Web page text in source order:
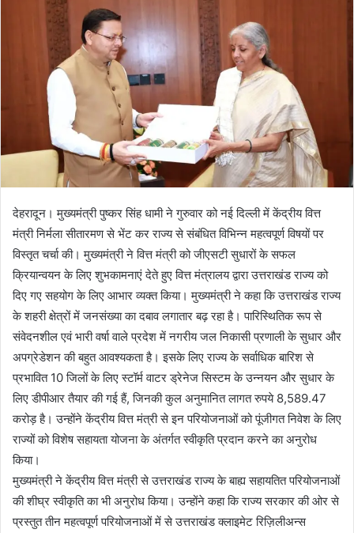
n
e
m
a
l
देहरादून। मुख्यमंत्री पुष्कर सिंह धामी ने गुरुवार को नई दिल्ली में केंद्रीय वित्त
मंत्री निर्मला सीतारमण से भेंट कर राज्य से संबंधित विभिन्न महत्वपूर्ण विषयों पर
विस्तृत चर्चा की। मुख्यमंत्री ने वित्त मंत्री को जीएसटी सुधारों के सफल
क्रियान्वयन के लिए शुभकामनाएं देते हुए वित्त मंत्रालय द्वारा उत्तराखंड राज्य को
दिए गए सहयोग के लिए आभार व्यक्त किया। मुख्यमंत्री ने कहा कि उत्तराखंड राज्य
के शहरी क्षेत्रों में जनसंख्या का दबाव लगातार बढ़ रहा है। पारिस्थितिक रूप से
संवेदनशील एवं भारी वर्षा वाले प्रदेश में नगरीय जल निकासी प्रणाली के सुधार और
अपग्रेडेशन की बहुत आवश्यकता है। इसके लिए राज्य के सर्वाधिक बारिश से
प्रभावित 10 जिलों के लिए स्टॉर्म वाटर ड्रेनेज सिस्टम के उन्नयन और सुधार के
लिए डीपीआर तैयार की गई हैं, जिनकी कुल अनुमानित लागत रुपये 8,589.47
करोड़ है। उन्होंने केंद्रीय वित्त मंत्री से इन परियोजनाओं को पूंजीगत निवेश के लिए
राज्यों को विशेष सहायता योजना के अंतर्गत स्वीकृति प्रदान करने का अनुरोध
किया।
मुख्यमंत्री ने केंद्रीय वित्त मंत्री से उत्तराखंड राज्य के बाह्य सहायतित परियोजनाओं
की शीघ्र स्वीकृति का भी अनुरोध किया। उन्होंने कहा कि राज्य सरकार की ओर से
प्रस्तुत तीन महत्वपूर्ण परियोजनाओं में से उत्तराखंड क्लाइमेट रिज़िलीअन्स